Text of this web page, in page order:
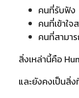
คนที่รับฟัง
คนที่เข้าใ
คนที่สามา
สิ่งเหล่านี้คือ
และยังคงเป็นสิ่